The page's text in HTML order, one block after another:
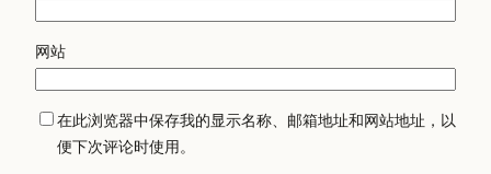
网站
在此浏览器中保存我的显示名称、邮箱地址和网站地址，以
便下次评论时使用。